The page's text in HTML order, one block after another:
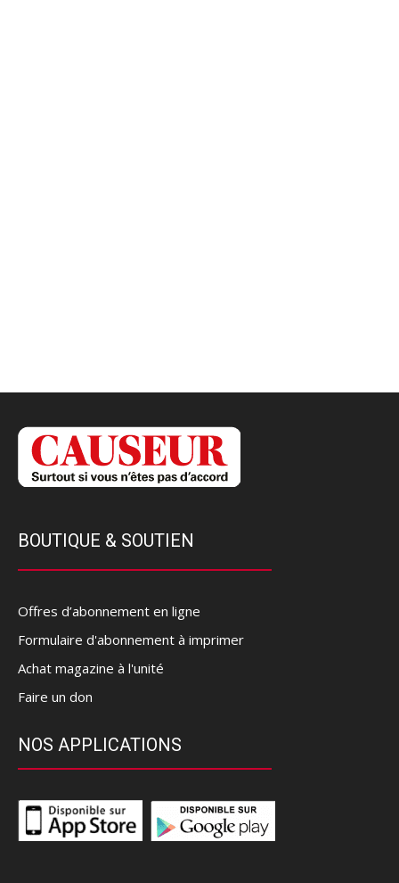
BOUTIQUE & SOUTIEN
Offres d’abonnement en ligne
Formulaire d'abonnement à imprimer
Achat magazine à l'unité
Faire un don
NOS APPLICATIONS